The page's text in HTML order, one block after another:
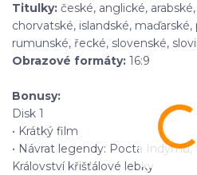
Titulky: české, anglické,
chorvatské, islandské,
rumunské, řecké, slovenské,
Obrazové formáty: 16:9
Bonusy:
Disk 1
• Krátký film
• Návrat legendy: Pocta
Království křišťálové lebky